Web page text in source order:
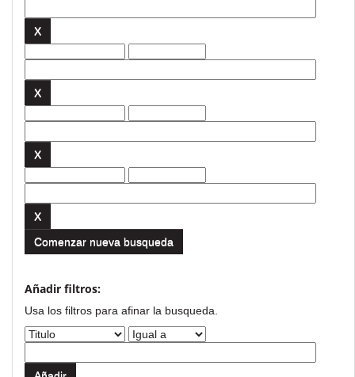
Comenzar nueva busqueda
Añadir filtros:
Usa los filtros para afinar la busqueda.